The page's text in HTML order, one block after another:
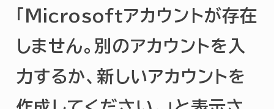
「Microsoftアカウントが存在
しません。別のアカウントを入
力するか、新しいアカウントを